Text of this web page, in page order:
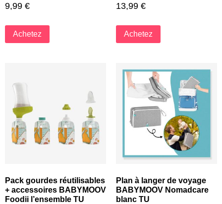
9,99 €
Achetez
13,99 €
Achetez
Pack gourdes réutilisables
+ accessoires BABYMOOV
Foodii l’ensemble TU
Plan à langer de voyage
BABYMOOV Nomadcare
blanc TU